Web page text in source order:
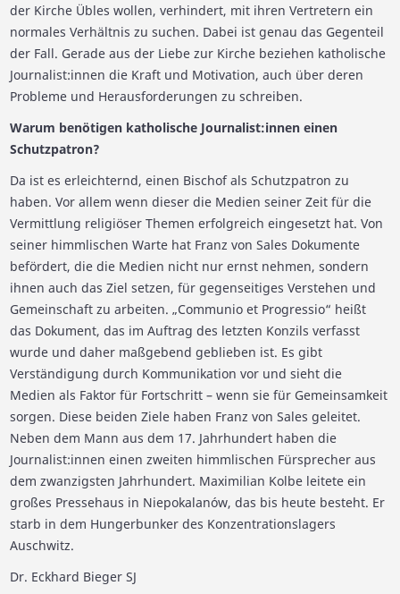
der Kirche Übles wollen, verhindert, mit ihren Vertretern ein
normales Verhältnis zu suchen. Dabei ist genau das Gegenteil
der Fall. Gerade aus der Liebe zur Kirche beziehen katholische
Journalist:innen die Kraft und Motivation, auch über deren
Probleme und Herausforderungen zu schreiben.
Warum benötigen katholische Journalist:innen einen
Schutzpatron?
Da ist es erleichternd, einen Bischof als Schutzpatron zu
haben. Vor allem wenn dieser die Medien seiner Zeit für die
Vermittlung religiöser Themen erfolgreich eingesetzt hat. Von
seiner himmlischen Warte hat Franz von Sales Dokumente
befördert, die die Medien nicht nur ernst nehmen, sondern
ihnen auch das Ziel setzen, für gegenseitiges Verstehen und
Gemeinschaft zu arbeiten. „Communio et Progressio“ heißt
das Dokument, das im Auftrag des letzten Konzils verfasst
wurde und daher maßgebend geblieben ist. Es gibt
Verständigung durch Kommunikation vor und sieht die
Medien als Faktor für Fortschritt – wenn sie für Gemeinsamkeit
sorgen. Diese beiden Ziele haben Franz von Sales geleitet.
Neben dem Mann aus dem 17. Jahrhundert haben die
Journalist:innen einen zweiten himmlischen Fürsprecher aus
dem zwanzigsten Jahrhundert. Maximilian Kolbe leitete ein
großes Pressehaus in Niepokalanów, das bis heute besteht. Er
starb in dem Hungerbunker des Konzentrationslagers
Auschwitz.
Dr. Eckhard Bieger SJ